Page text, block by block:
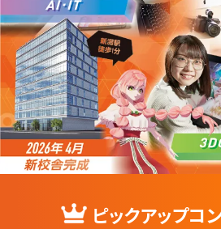
ピックアップコ